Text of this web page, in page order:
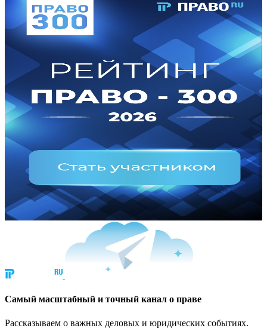
Cамый масштабный и точный канал о праве
Рассказываем о важных деловых и юридических событиях.